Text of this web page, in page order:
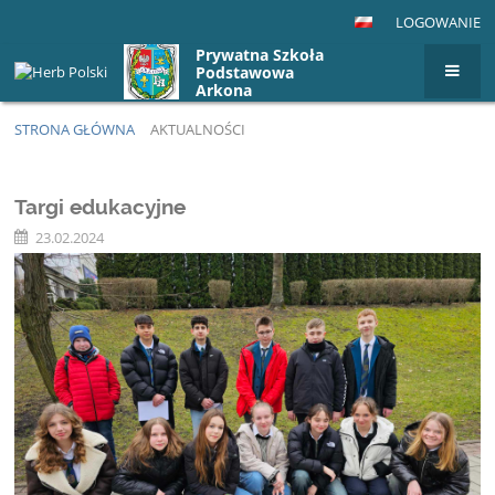
LOGOWANIE
Prywatna Szkoła
Podstawowa
Arkona
STRONA GŁÓWNA AKTUALNOŚCI
Targi edukacyjne
23.02.2024